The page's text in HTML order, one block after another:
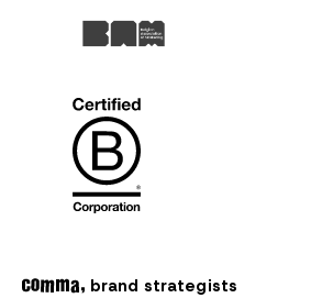
brand strategists